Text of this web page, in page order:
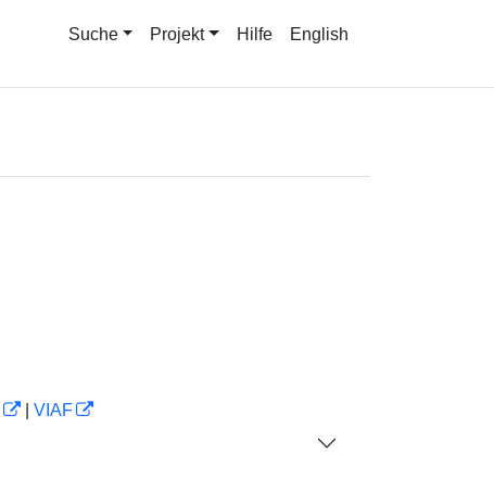
Suche Projekt Hilfe English
VIAF